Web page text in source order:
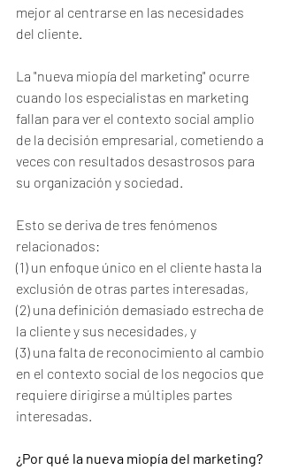
mejor al centrarse en las necesidades
del cliente.
La "nueva miopía del marketing" ocurre
cuando los especialistas en marketing
fallan para ver el contexto social amplio
de la decisión empresarial, cometiendo a
veces con resultados desastrosos para
su organización y sociedad.
Esto se deriva de tres fenómenos
relacionados:
(1) un enfoque único en el cliente hasta la
exclusión de otras partes interesadas,
(2) una definición demasiado estrecha de
la cliente y sus necesidades, y
(3) una falta de reconocimiento al cambio
en el contexto social de los negocios que
requiere dirigirse a múltiples partes
interesadas.
¿Por qué la nueva miopía del marketing?